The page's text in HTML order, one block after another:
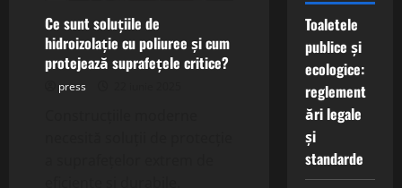
Ce sunt soluțiile de
hidroizolație cu poliuree și cum
protejează suprafețele critice?
press
Toaletele
publice și
ecologice:
reglement
ări legale
și
standarde